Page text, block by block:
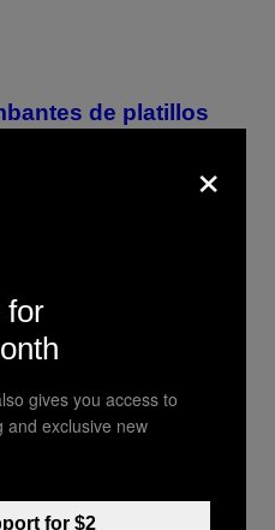
de platillos
celebra el
«Somos dos»
POR ANDRÉ PIAF
de la mujer
×
for
gives you access to
and exclusive new
for $2